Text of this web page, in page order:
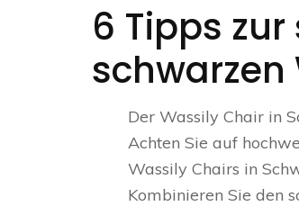
6 Tipps
schwarzen
Der Wassily Chair in
Achten Sie auf
Wassily Chairs in
Kombinieren Sie den